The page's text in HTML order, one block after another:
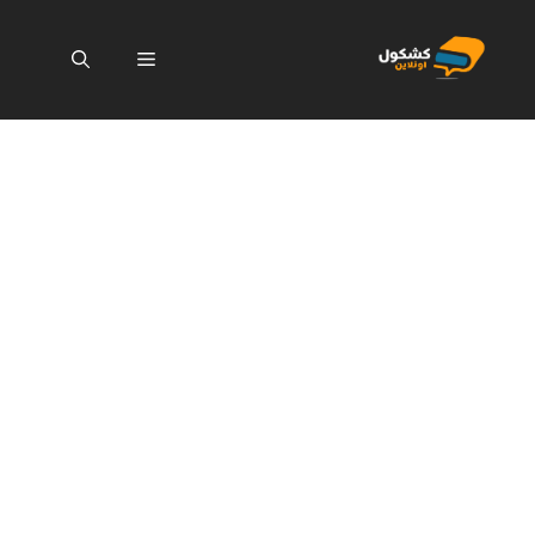
المحتوى
القائمة